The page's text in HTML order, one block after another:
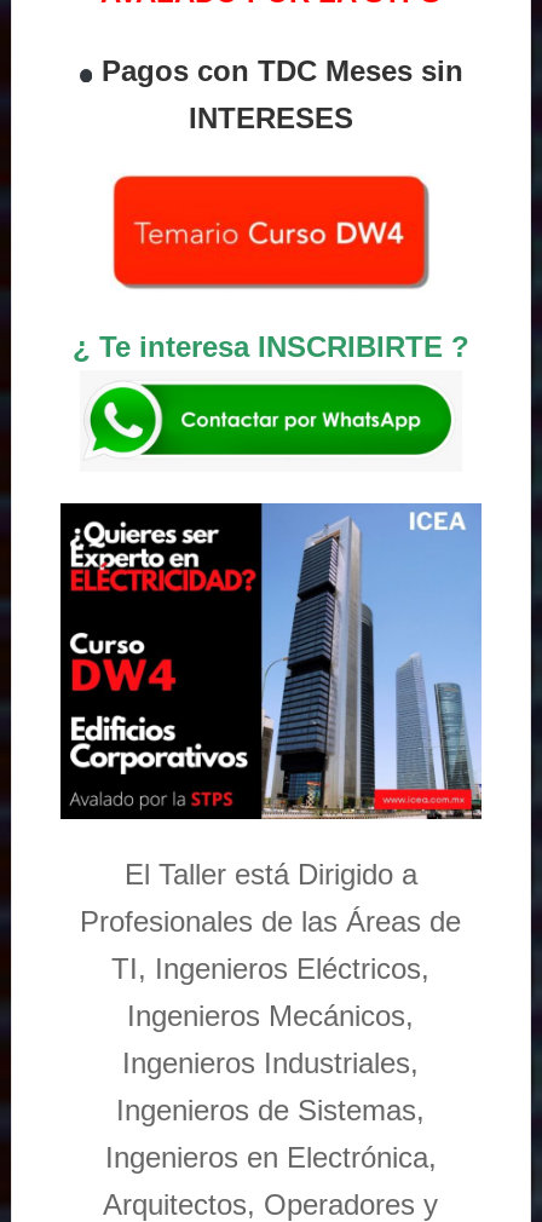
Pagos con TDC Meses sin
INTERESES
¿ Te interesa INSCRIBIRTE ?
El Taller está Dirigido a
Profesionales de las Áreas de
TI, Ingenieros Eléctricos,
Ingenieros Mecánicos,
Ingenieros Industriales,
Ingenieros de Sistemas,
Ingenieros en Electrónica,
Arquitectos, Operadores y